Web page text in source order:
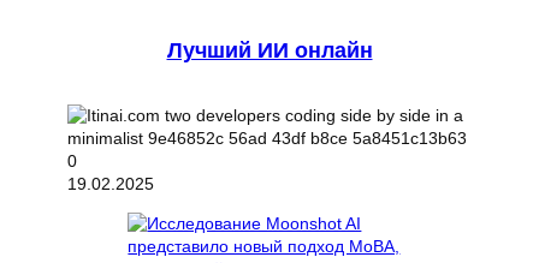
Лучший ИИ онлайн
19.02.2025